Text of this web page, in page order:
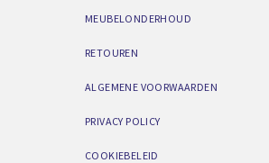
MEUBELONDERHOUD
RETOUREN
ALGEMENE VOORWAARDEN
PRIVACY POLICY
COOKIEBELEID